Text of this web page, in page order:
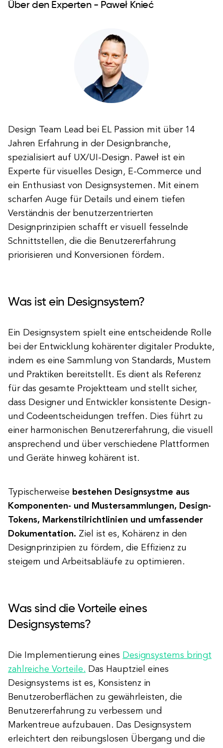
Über den Experten - Paweł Knieć
Design Team Lead bei EL Passion mit über 14
Jahren Erfahrung in der Designbranche,
spezialisiert auf UX/UI-Design. Paweł ist ein
Experte für visuelles Design, E-Commerce und
ein Enthusiast von Designsystemen. Mit einem
scharfen Auge für Details und einem tiefen
Verständnis der benutzerzentrierten
Designprinzipien schafft er visuell fesselnde
Schnittstellen, die die Benutzererfahrung
priorisieren und Konversionen fördern.
Was ist ein Designsystem?
Ein Designsystem spielt eine entscheidende Rolle
bei der Entwicklung kohärenter digitaler Produkte,
indem es eine Sammlung von Standards, Mustern
und Praktiken bereitstellt. Es dient als Referenz
für das gesamte Projektteam und stellt sicher,
dass Designer und Entwickler konsistente Design-
und Codeentscheidungen treffen. Dies führt zu
einer harmonischen Benutzererfahrung, die visuell
ansprechend und über verschiedene Plattformen
und Geräte hinweg kohärent ist.
Typischerweise bestehen Designsystme aus
Komponenten- und Mustersammlungen, Design-
Tokens, Markenstilrichtlinien und umfassender
Dokumentation. Ziel ist es, Kohärenz in den
Designprinzipien zu fördern, die Effizienz zu
steigern und Arbeitsabläufe zu optimieren.
Was sind die Vorteile eines
Designsystems?
Die Implementierung eines Designsystems bringt
zahlreiche Vorteile. Das Hauptziel eines
Designsystems ist es, Konsistenz in
Benutzeroberflächen zu gewährleisten, die
Benutzererfahrung zu verbessern und
Markentreue aufzubauen. Das Designsystem
erleichtert den reibungslosen Übergang und die